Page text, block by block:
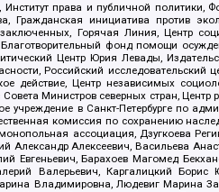
права и публичной политики,
инициатива против
Горячая Линия, Центр
Благотворительный фонд помощи
Центр Юрия Левады,
Российский исследовательский
действие, Центр независимых
Министров северных стран, Центр
в Санкт-Петербурге по
комиссия по сохранению
ассоциация, Дзугкоева
Алексеевич, Васильева
Евгеньевич, Барахоев Магомед
Валерьевич, Каргалицкий Борис
Владимировна, Людевиг Марина